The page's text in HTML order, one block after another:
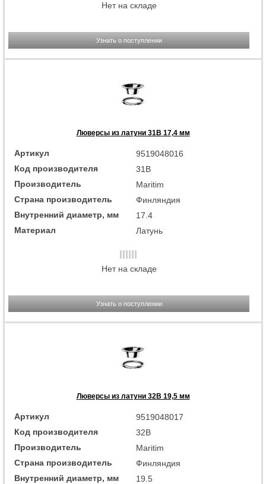
Нет на складе
Узнать о поступлении
Люверсы из латуни 31B 17,4 мм
Артикул
9519048016
Код производителя
31B
Производитель
Maritim
Страна производитель
Финляндия
Внутренний диаметр, мм
17.4
Материал
Латунь
Нет на складе
Узнать о поступлении
Люверсы из латуни 32B 19,5 мм
Артикул
9519048017
Код производителя
32B
Производитель
Maritim
Страна производитель
Финляндия
Внутренний диаметр, мм
19.5